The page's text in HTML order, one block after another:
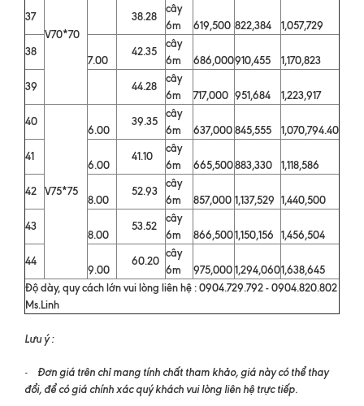
V70*70
37
38.28
cây
6m
619,500 822,384
1,057,729
38
7.00
42.35
cây
6m
686,000910,455
1,170,823
39
44.28
cây
6m
717,000 951,684
1,223,917
40
V75*75
6.00
39.35
cây
6m
637,000845,555
1,070,794.40
41
6.00
41.10
cây
6m
665,500883,330
1,118,586
42
8.00
52.93
cây
6m
857,000 1,137,529 1,440,500
43
8.00
53.52
cây
6m
866,5001,150,156
1,456,504
44
9.00
60.20
cây
6m
975,0001,294,0601,638,645
Độ dày, quy cách lớn vui lòng liên hệ : 0904.729.792 - 0904.820.802
Ms.Linh
Lưu ý :
- Đơn giá trên chỉ mang tính chất tham khảo, giá này có thể thay
đổi, để có giá chính xác quý khách vui lòng liên hệ trực tiếp.